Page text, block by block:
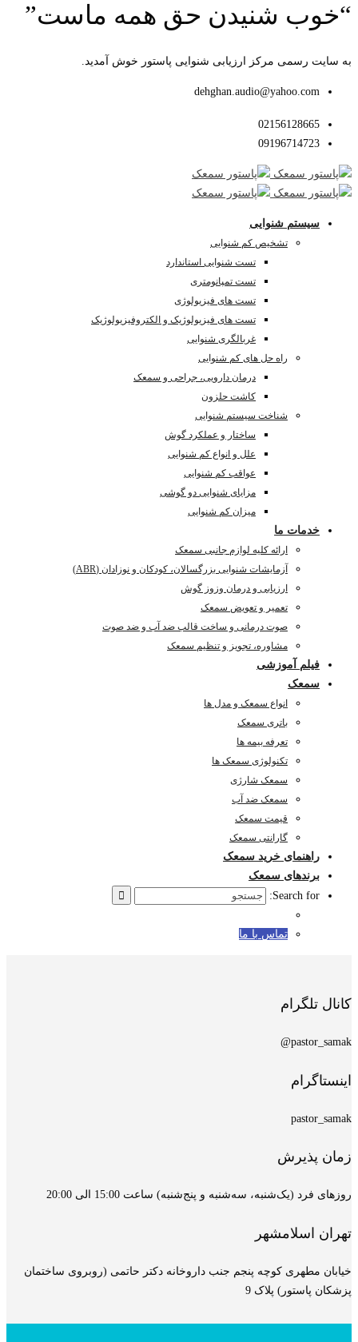
“خوب شنیدن حق همه ماست”
به سایت رسمی مرکز ارزیابی شنوایی پاستور خوش آمدید.
dehghan.audio@yahoo.com
02156128665
09196714723
سیستم شنوایی
تشخیص کم شنوایی
تست شنوایی استاندارد
تست تمپانومتری
تست های فیزیولوژی
تست های فیزیولوژیک و الکتروفیزیولوژیک
غربالگری شنوایی
راه حل های کم شنوایی
درمان دارویی، جراحی و سمعک
کاشت حلزون
شناخت سیستم شنوایی
ساختار و عملکرد گوش
علل و انواع کم شنوایی
عواقب کم شنوایی
مزایای شنوایی دو گوشی
میزان کم شنوایی
خدمات ما
ارائه کلیه لوازم جانبی سمعک
آزمایشات شنوایی بزرگسالان، کودکان و نوزادان (ABR)
ارزیابی و درمان وزوز گوش
تعمیر و تعویض سمعک
صوت درمانی و ساخت قالب ضد آب و ضد صوت
مشاوره، تجویز و تنظیم سمعک
فیلم آموزشی
سمعک
انواع سمعک و مدل ها
باتری سمعک
تعرفه بیمه ها
تکنولوژی سمعک ها
سمعک شارژی
سمعک ضد آب
قیمت سمعک
گارانتی سمعک
راهنمای خرید سمعک
برندهای سمعک
Search for:
تماس با ما
کانال تلگرام
pastor_samak@
اینستاگرام
pastor_samak
زمان پذیرش
روزهای فرد (یک‌شنبه، سه‌شنبه و پنج‌شنبه) ساعت 15:00 الی 20:00
تهران اسلامشهر
خیابان مطهری کوچه پنجم جنب داروخانه دکتر حاتمی (روبروی ساختمان
پزشکان پاستور) پلاک 9